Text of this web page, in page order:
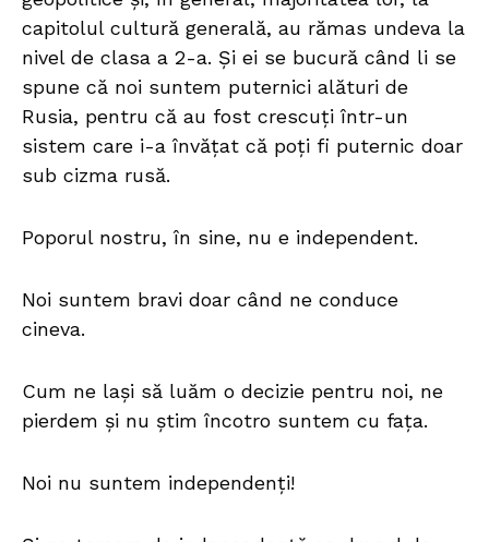
capitolul cultură generală, au rămas undeva la
nivel de clasa a 2-a. Și ei se bucură când li se
spune că noi suntem puternici alături de
Rusia, pentru că au fost crescuți într-un
sistem care i-a învățat că poți fi puternic doar
sub cizma rusă.
Poporul nostru, în sine, nu e independent.
Noi suntem bravi doar când ne conduce
cineva.
Cum ne lași să luăm o decizie pentru noi, ne
pierdem și nu știm încotro suntem cu fața.
Noi nu suntem independenți!